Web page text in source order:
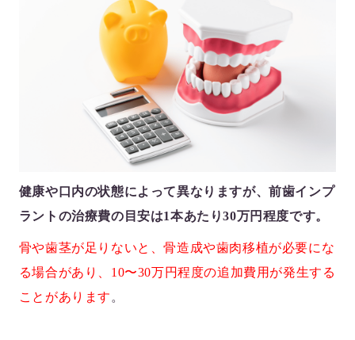
健康や口内の状態によって異なりますが、前歯インプ
ラントの治療費の目安は1本あたり30万円程度です。
骨や歯茎が足りないと、骨造成や歯肉移植が必要にな
る場合があり、10〜30万円程度の追加費用が発生する
ことがあります 。